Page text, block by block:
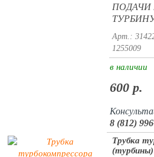
ПОДАЧИ
ТУРБИНУ
Арт.:
1255009
в наличии
600 р.
8 (812)
Трубка
(турбины)